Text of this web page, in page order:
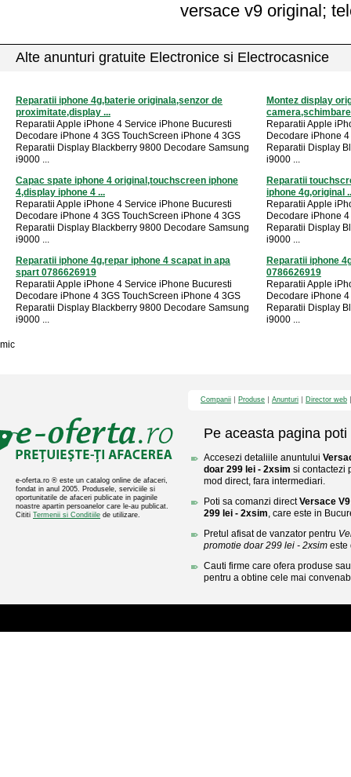
versace v9 original;
Alte anunturi gratuite Electronice si Electrocasnice
Reparatii iphone 4g,baterie originala,senzor de
proximitate,display ...
Reparatii Apple iPhone 4 Service iPhone Bucuresti
Decodare iPhone 4 3GS TouchScreen iPhone 4 3GS
Reparatii Display Blackberry 9800 Decodare Samsung
i9000 ...
Montez display
Reparatii Apple
Decodare iPhone
Reparatii Display
i9000 ...
Capac spate iphone 4 original,touchscreen iphone
4,display iphone 4 ...
Reparatii Apple iPhone 4 Service iPhone Bucuresti
Decodare iPhone 4 3GS TouchScreen iPhone 4 3GS
Reparatii Display Blackberry 9800 Decodare Samsung
i9000 ...
Reparatii
iphone 4g,original
Reparatii Apple
Decodare iPhone
Reparatii Display
i9000 ...
Reparatii iphone 4g,repar iphone 4 scapat in apa
spart 0786626919
Reparatii Apple iPhone 4 Service iPhone Bucuresti
Decodare iPhone 4 3GS TouchScreen iPhone 4 3GS
Reparatii Display Blackberry 9800 Decodare Samsung
i9000 ...
Reparatii iphone
0786626919
Reparatii Apple
Decodare iPhone
Reparatii Display
i9000 ...
mic
e-oferta.ro ® este un catalog online de afaceri,
fondat in anul 2005. Produsele, serviciile si
oportunitatile de afaceri publicate in paginile
noastre apartin persoanelor care le-au publicat.
Cititi Termenii si Conditiile de utilizare.
Companii Produse Anunturi Director web
Pe aceasta pagina poti
Accesezi detaliile anuntului
doar 299 lei - 2xsim si contactezi
mod direct, fara intermediari.
Poti sa comanzi directVersace
299 lei - 2xsim, care este in
Pretul afisat de vanzator pentru
promotie doar 299 lei - 2xsim este
Cauti firme care ofera produse
pentru a obtine cele mai